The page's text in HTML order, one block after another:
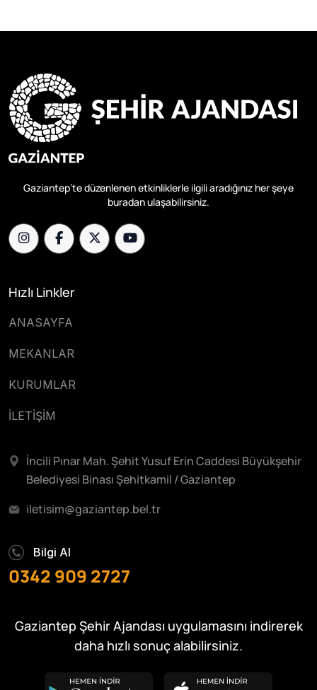
Gaziantep’te düzenlenen etkinliklerle ilgili aradığınız her şeye
buradan ulaşabilirsiniz.
Hızlı Linkler
ANASAYFA
MEKANLAR
KURUMLAR
İLETİŞİM
İncili Pınar Mah. Şehit Yusuf Erin Caddesi Büyükşehir
Belediyesi Binası Şehitkamil / Gaziantep
iletisim@gaziantep.bel.tr
Bilgi Al
0342 909 2727
Gaziantep Şehir Ajandası uygulamasını indirerek
daha hızlı sonuç alabilirsiniz.